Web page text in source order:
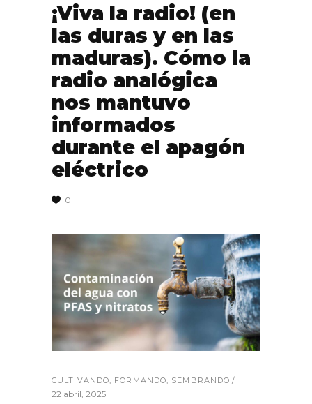
¡Viva la radio! (en
las duras y en las
maduras). Cómo la
radio analógica
nos mantuvo
informados
durante el apagón
eléctrico
0
CULTIVANDO, FORMANDO, SEMBRANDO
22 abril, 2025